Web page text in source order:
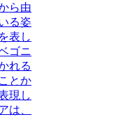
ら由
る姿
表し
ゴニ
れる
とか
現し
は、